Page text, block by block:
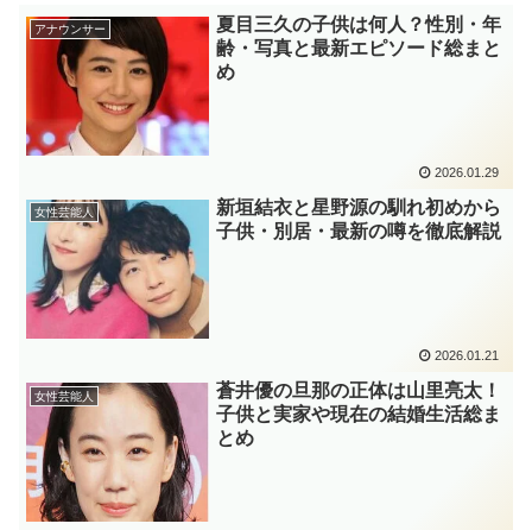
アナウンサー
夏目三久の子供は何人？性別・年
齢・写真と最新エピソード総まと
め
2026.01.29
女性芸能人
新垣結衣と星野源の馴れ初めから
子供・別居・最新の噂を徹底解説
2026.01.21
女性芸能人
蒼井優の旦那の正体は山里亮太！
子供と実家や現在の結婚生活総ま
とめ